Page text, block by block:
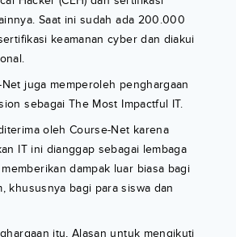
Saat ini sudah ada 200.000
keamanan cyber dan diakui
juga memperoleh penghargaan
sebagai The Most Impactful IT.
oleh Course-Net karena
IT ini dianggap sebagai lembaga
dampak luar biasa bagi
khususnya bagi para siswa dan
itu, Alasan untuk mengikuti